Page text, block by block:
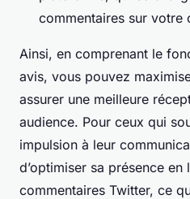
commentaires sur votre
Ainsi, en comprenant le
avis, vous pouvez
assurer une meilleure
audience. Pour ceux qui
impulsion à leur
d’optimiser sa présence
commentaires Twitter, ce